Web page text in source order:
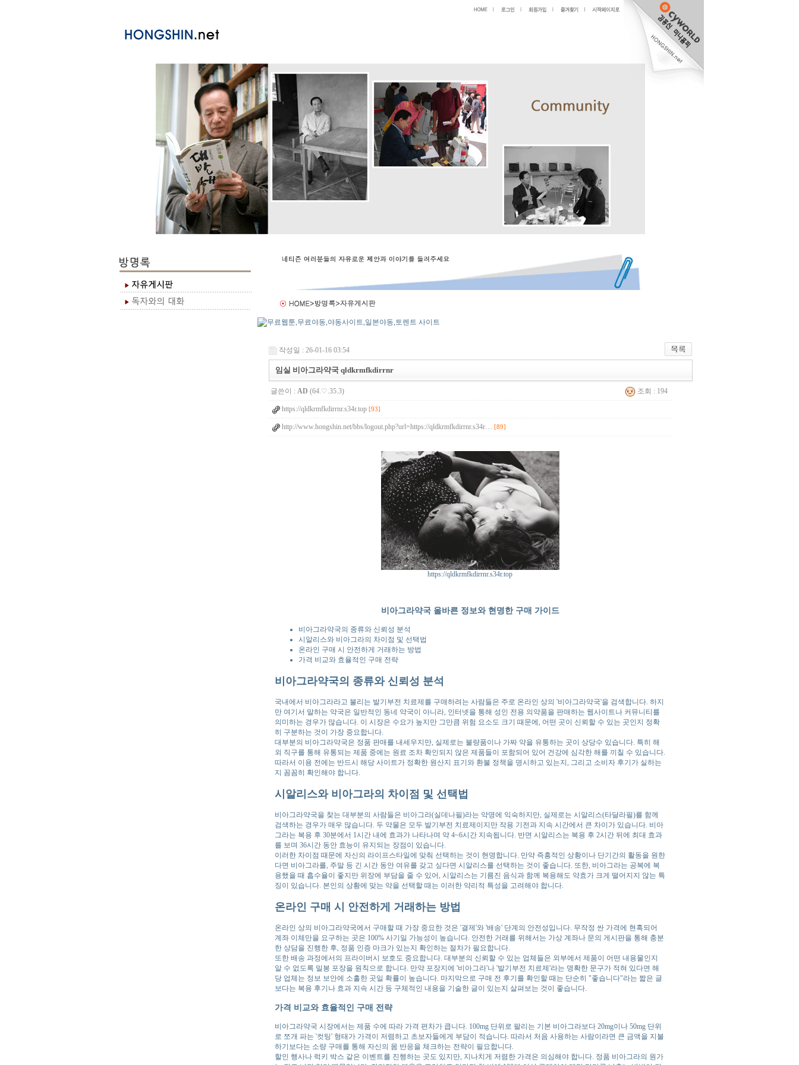
작성일 : 26-01-16 03:54
임실 비아그라약국 qldkrmfkdirrnr
글쓴이 : AD (64.♡.35.3) 조회 : 194
https://qldkrmfkdirrnr.s34r.top [93]
http://www.hongshin.net/bbs/logout.php?url=https://qldkrmfkdirrnr.s34r… [89]
https://qldkrmfkdirrnr.s34r.top
비아그라약국 올바른 정보와 현명한 구매 가이드
비아그라약국의 종류와 신뢰성 분석
시알리스와 비아그라의 차이점 및 선택법
온라인 구매 시 안전하게 거래하는 방법
가격 비교와 효율적인 구매 전략
비아그라약국의 종류와 신뢰성 분석
국내에서 비아그라라고 불리는 발기부전 치료제를 구매하려는 사람들은 주로 온라인 상의 '비아그라약국'을 검색합니다. 하지
만 여기서 말하는 약국은 일반적인 동네 약국이 아니라, 인터넷을 통해 성인 전용 의약품을 판매하는 웹사이트나 커뮤니티를
의미하는 경우가 많습니다. 이 시장은 수요가 높지만 그만큼 위험 요소도 크기 때문에, 어떤 곳이 신뢰할 수 있는 곳인지 정확
히 구분하는 것이 가장 중요합니다.
대부분의 비아그라약국은 정품 판매를 내세우지만, 실제로는 불량품이나 가짜 약을 유통하는 곳이 상당수 있습니다. 특히 해
외 직구를 통해 유통되는 제품 중에는 원료 조차 확인되지 않은 제품들이 포함되어 있어 건강에 심각한 해를 끼칠 수 있습니다.
따라서 이용 전에는 반드시 해당 사이트가 정확한 원산지 표기와 환불 정책을 명시하고 있는지, 그리고 소비자 후기가 실하는
지 꼼꼼히 확인해야 합니다.
시알리스와 비아그라의 차이점 및 선택법
비아그라약국을 찾는 대부분의 사람들은 비아그라(실데나필)라는 약명에 익숙하지만, 실제로는 시알리스(타달라필)를 함께
검색하는 경우가 매우 많습니다. 두 약물은 모두 발기부전 치료제이지만 작용 기전과 지속 시간에서 큰 차이가 있습니다. 비아
그라는 복용 후 30분에서 1시간 내에 효과가 나타나며 약 4~6시간 지속됩니다. 반면 시알리스는 복용 후 2시간 뒤에 최대 효과
를 보며 36시간 동안 효능이 유지되는 장점이 있습니다.
이러한 차이점 때문에 자신의 라이프스타일에 맞춰 선택하는 것이 현명합니다. 만약 즉흥적인 상황이나 단기간의 활동을 원한
다면 비아그라를, 주말 등 긴 시간 동안 여유를 갖고 싶다면 시알리스를 선택하는 것이 좋습니다. 또한, 비아그라는 공복에 복
용했을 때 흡수율이 좋지만 위장에 부담을 줄 수 있어, 시알리스는 기름진 음식과 함께 복용해도 약효가 크게 떨어지지 않는 특
징이 있습니다. 본인의 상황에 맞는 약을 선택할 때는 이러한 약리적 특성을 고려해야 합니다.
온라인 구매 시 안전하게 거래하는 방법
온라인 상의 비아그라약국에서 구매할 때 가장 중요한 것은 '결제'와 '배송' 단계의 안전성입니다. 무작정 싼 가격에 현혹되어
계좌 이체만을 요구하는 곳은 100% 사기일 가능성이 높습니다. 안전한 거래를 위해서는 가상 계좌나 문의 게시판을 통해 충분
한 상담을 진행한 후, 정품 인증 마크가 있는지 확인하는 절차가 필요합니다.
또한 배송 과정에서의 프라이버시 보호도 중요합니다. 대부분의 신뢰할 수 있는 업체들은 외부에서 제품이 어떤 내용물인지
알 수 없도록 밀봉 포장을 원칙으로 합니다. 만약 포장지에 '비아그라'나 '발기부전 치료제'라는 명확한 문구가 적혀 있다면 해
당 업체는 정보 보안에 소홀한 곳일 확률이 높습니다. 마지막으로 구매 전 후기를 확인할 때는 단순히 "좋습니다"라는 짧은 글
보다는 복용 후기나 효과 지속 시간 등 구체적인 내용을 기술한 글이 있는지 살펴보는 것이 좋습니다.
가격 비교와 효율적인 구매 전략
비아그라약국 시장에서는 제품 수에 따라 가격 편차가 큽니다. 100mg 단위로 팔리는 기본 비아그라보다 20mg이나 50mg 단위
로 쪼개 파는 '컷팅' 형태가 가격이 저렴하고 초보자들에게 부담이 적습니다. 따라서 처음 사용하는 사람이라면 큰 금액을 지불
하기보다는 소량 구매를 통해 자신의 몸 반응을 체크하는 전략이 필요합니다.
할인 행사나 럭키 박스 같은 이벤트를 진행하는 곳도 있지만, 지나치게 저렴한 가격은 의심해야 합니다. 정품 비아그라의 원가